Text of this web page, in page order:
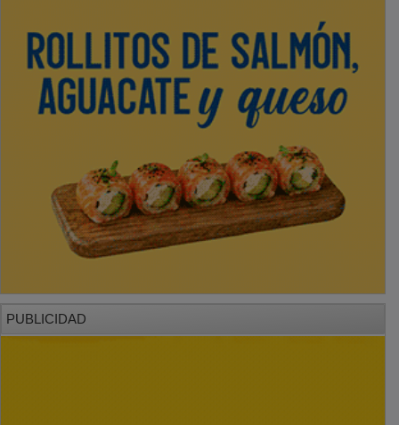
PUBLICIDAD